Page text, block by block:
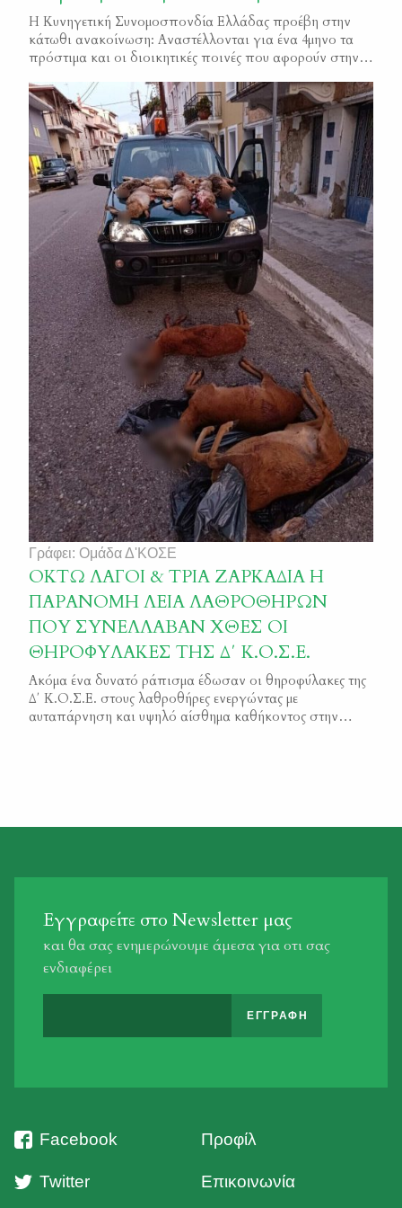
Η Κυνηγετική Συνομοσπονδία Ελλάδας προέβη στην
κάτωθι ανακοίνωση: Αναστέλλονται για ένα 4μηνο τα
πρόστιμα και οι διοικητικές ποινές που αφορούν στην
αναστολή των προστίμων και διοικητικών ποινών που
προβλέπει ο νόμος «ΑΡΓΟΣ», για τις περιπτώσεις μη
συμμόρφωσης στην στείρωση των κατοικίδιων ζώων ή
στην αποστολή DNA, κατέληξε η […]
Γράφει: Ομάδα Δ'ΚΟΣΕ
ΟΚΤΩ ΛΑΓΟΙ & ΤΡΙΑ ΖΑΡΚΑΔΙΑ Η
ΠΑΡΑΝΟΜΗ ΛΕΙΑ ΛΑΘΡΟΘΗΡΩΝ
ΠΟΥ ΣΥΝΕΛΛΑΒΑΝ ΧΘΕΣ ΟΙ
ΘΗΡΟΦΥΛΑΚΕΣ ΤΗΣ Δ΄ Κ.Ο.Σ.Ε.
Ακόμα ένα δυνατό ράπισμα έδωσαν οι θηροφύλακες της
Δ΄ Κ.Ο.Σ.Ε. στους λαθροθήρες ενεργώντας με
αυταπάρνηση και υψηλό αίσθημα καθήκοντος στην
ευρύτερη περιοχή της […]
Εγγραφείτε στο Newsletter μας
και θα σας ενημερώνουμε άμεσα για οτι σας
ενδιαφέρει
Facebook
Twitter
Προφίλ
Επικοινωνία